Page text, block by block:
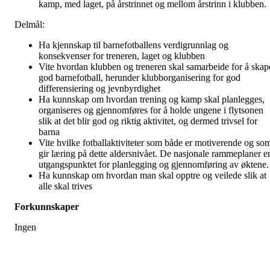
kamp, med laget, på årstrinnet og mellom årstrinn i klubben.
Delmål:
Ha kjennskap til barnefotballens verdigrunnlag og
konsekvenser for treneren, laget og klubben
Vite hvordan klubben og treneren skal samarbeide for å
god barnefotball, herunder klubborganisering for god
differensiering og jevnbyrdighet
Ha kunnskap om hvordan trening og kamp skal planlegges,
organiseres og gjennomføres for å holde ungene i flytsonen
slik at det blir god og riktig aktivitet, og dermed trivsel for
barna
Vite hvilke fotballaktiviteter som både er motiverende og
gir læring på dette aldersnivået. De nasjonale rammeplaner er
utgangspunktet for planlegging og gjennomføring av øktene.
Ha kunnskap om hvordan man skal opptre og veilede slik at
alle skal trives
Forkunnskaper
Ingen